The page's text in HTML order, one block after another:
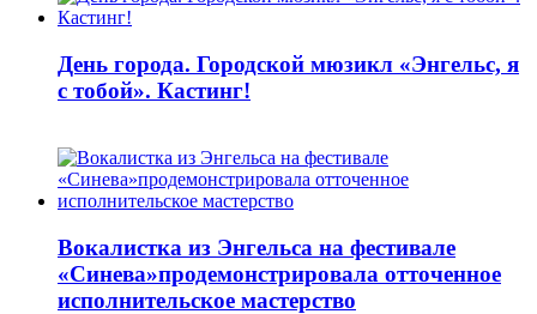
День города. Городской мюзикл «Энгельс, я
с тобой». Кастинг!
Вокалистка из Энгельса на фестивале
«Синева»продемонстрировала отточенное
исполнительское мастерство